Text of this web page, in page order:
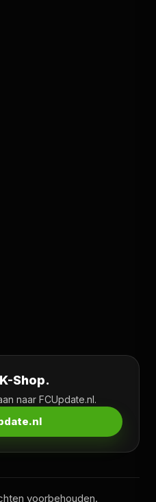
Shop.
naar FCUpdate.nl.
voorbehouden.